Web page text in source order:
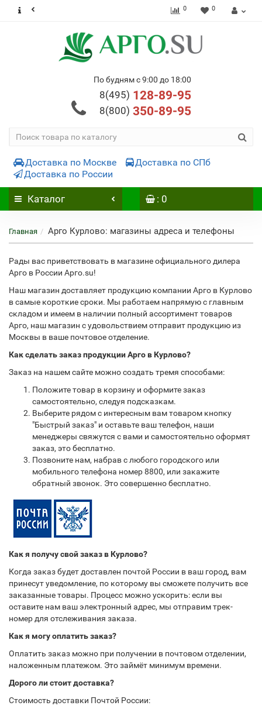
0 0
По будням с 9:00 до 18:00
8(495) 128-89-95
8(800) 350-89-95
Доставка по Москве
Доставка по СПб
Доставка по России
Каталог : 0
Главная Арго Курлово: магазины адреса и телефоны
Рады вас приветствовать в магазине официального дилера
Арго в России Арго.su!
Наш магазин доставляет продукцию компании Арго в Курлово
в самые короткие сроки. Мы работаем напрямую с главным
складом и имеем в наличии полный ассортимент товаров
Арго, наш магазин с удовольствием отправит продукцию из
Москвы в ваше почтовое отделение.
Как сделать заказ продукции Арго в Курлово?
Заказ на нашем сайте можно создать тремя способами:
Положите товар в корзину и оформите заказ
самостоятельно, следуя подсказкам.
Выберите рядом с интересным вам товаром кнопку
"Быстрый заказ" и оставьте ваш телефон, наши
менеджеры свяжутся с вами и самостоятельно оформят
заказ, это бесплатно.
Позвоните нам, набрав с любого городского или
мобильного телефона номер 8800, или закажите
обратный звонок. Это совершенно бесплатно.
Как я получу свой заказ в Курлово?
Когда заказ будет доставлен почтой России в ваш город, вам
принесут уведомление, по которому вы сможете получить все
заказанные товары. Процесс можно ускорить: если вы
оставите нам ваш электронный адрес, мы отправим трек-
номер для отслеживания заказа.
Как я могу оплатить заказ?
Оплатить заказ можно при получении в почтовом отделении,
наложенным платежом. Это займёт минимум времени.
Дорого ли стоит доставка?
Стоимость доставки Почтой России: